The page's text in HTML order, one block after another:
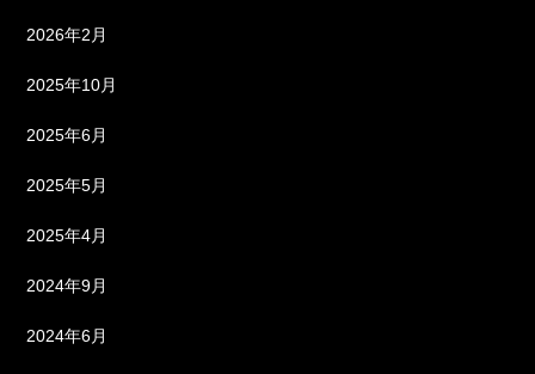
2026年2月
2025年10月
2025年6月
2025年5月
2025年4月
2024年9月
2024年6月